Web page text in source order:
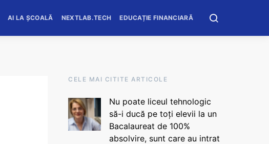
AI LA ȘCOALĂ NEXTLAB.TECH EDUCAȚIE FINANCIARĂ
CELE MAI CITITE ARTICOLE
Nu poate liceul tehnologic
să-i ducă pe toți elevii la un
Bacalaureat de 100%
absolvire, sunt care au intrat